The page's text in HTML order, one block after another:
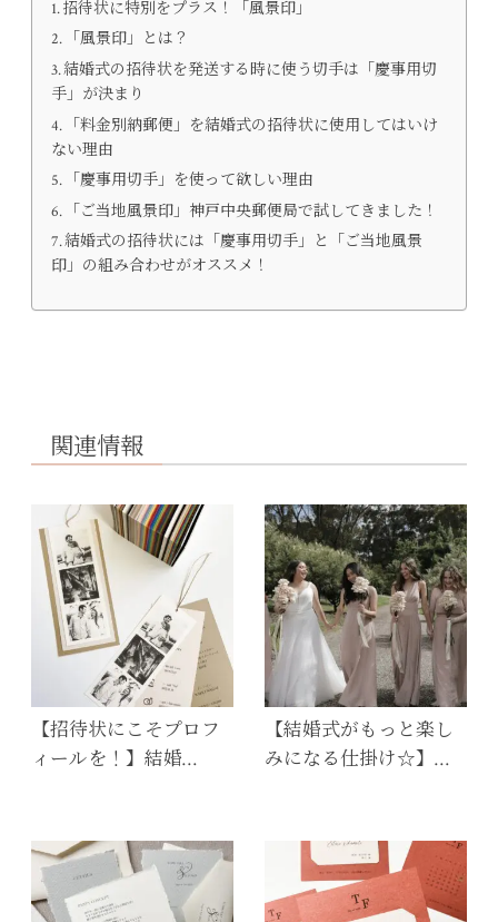
招待状に特別をプラス！「風景印」
「風景印」とは？
結婚式の招待状を発送する時に使う切手は「慶事用切
手」が決まり
「料金別納郵便」を結婚式の招待状に使用してはいけ
ない理由
「慶事用切手」を使って欲しい理由
「ご当地風景印」神戸中央郵便局で試してきました！
結婚式の招待状には「慶事用切手」と「ご当地風景
印」の組み合わせがオススメ！
関連情報
【招待状にこそプロフ
ィールを！】結婚…
【結婚式がもっと楽し
みになる仕掛け☆】…